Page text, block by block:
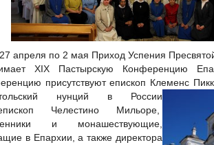
апреля по 2 мая Приход Успения
XIX Пастырскую Конференцию
присутствуют епископ Клеменс
нунций в России
Челестино Мильоре,
и монашествующие,
в Епархии, а также директора